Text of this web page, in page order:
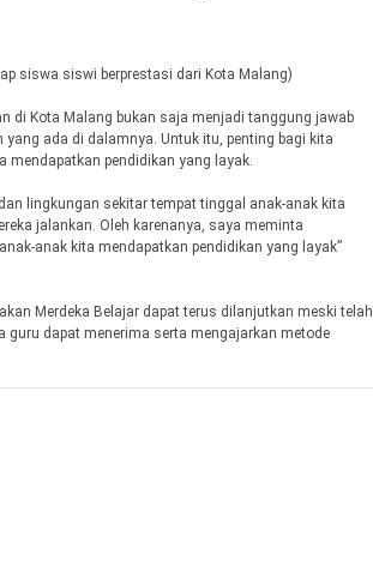
siswa siswi berprestasi dari Kota Malang)
di Kota Malang bukan saja menjadi tanggung jawab
ada di dalamnya. Untuk itu, penting bagi kita
mendapatkan pendidikan yang layak.
lingkungan sekitar tempat tinggal anak-anak kita
jalankan. Oleh karenanya, saya meminta
anak kita mendapatkan pendidikan yang layak”
Merdeka Belajar dapat terus dilanjutkan meski telah
dapat menerima serta mengajarkan metode